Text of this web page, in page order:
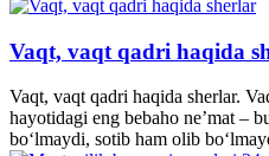
Vaqt, vaqt qadri haqida
Vaqt, vaqt qadri haqida sherlar.
hayotidagi eng bebaho ne’mat –
bo‘lmaydi, sotib ham olib